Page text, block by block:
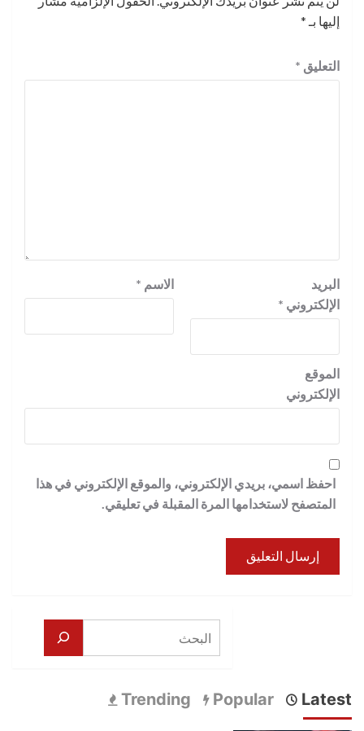
إليها بـ *
التعليق *
الاسم *
البريد
الإلكتروني *
الموقع
الإلكتروني
احفظ اسمي، بريدي الإلكتروني، والموقع الإلكتروني في هذا
المتصفح لاستخدامها المرة المقبلة في تعليقي.
البحث
Latest
Popular
Trending